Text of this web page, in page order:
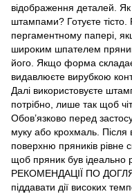
відображення деталей.
штампами? Готуєте
пергаментному папері,
широким шпателем
його. Якщо форма
видавлюєте вирубкою
Далі використовуєте
потрібно, лише так щоб
Обов’язково перед
муку або крохмаль. Після
поверхню пряників рівне
щоб пряник був ідеально
РЕКОМЕНДАЦІЇ ПО
піддавати дії високих